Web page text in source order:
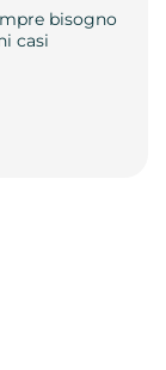
bisogno
casi